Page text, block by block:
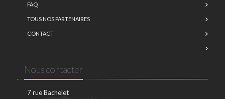
FAQ
TOUS NOS PARTENAIRES
CONTACT
Nous contacter
7 rue Bachelet